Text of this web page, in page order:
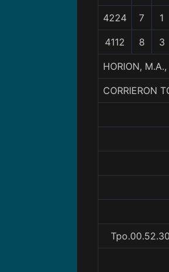
4224 7 1
4112 8 3
HORION,
CORRIERON